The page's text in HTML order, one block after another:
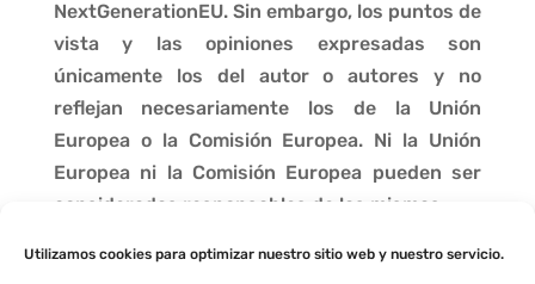
Utilizamos cookies para optimizar nuestro sitio web y nuestro servicio.
NextGenerationEU. Sin embargo, los puntos de
vista y las opiniones expresadas son
únicamente los del autor o autores y no
reflejan necesariamente los de la Unión
Europea o la Comisión Europea. Ni la Unión
Europea ni la Comisión Europea pueden ser
consideradas responsables de las mismas.